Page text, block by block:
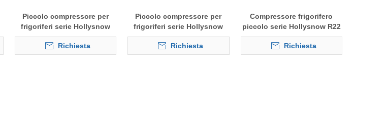
Piccolo compressore per
frigoriferi serie Hollysnow
R404a LBP/MBP SC
Richiesta
Piccolo compressore per
frigoriferi serie Hollysnow
R290 LBP/MBP SC
Richiesta
Compressore frigorifero
piccolo serie Hollysnow R22
LBP/MBP SC
Richiesta